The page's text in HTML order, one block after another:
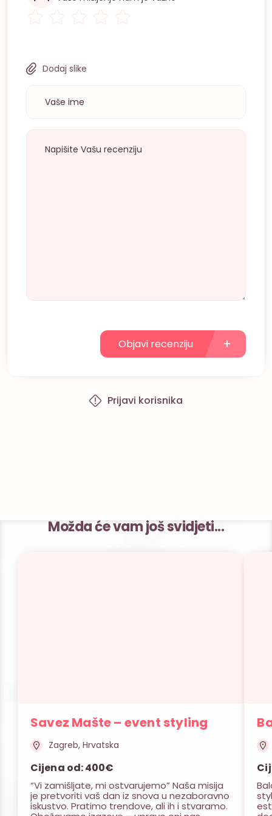
Dodaj slike
Objavi recenziju
Prijavi korisnika
Možda će vam još svidjeti...
Savez Mašte – event styling
Zagreb, Hrvatska
Cijena od: 400€
“Vi zamišljate, mi ostvarujemo” Naša misija
je pretvoriti vaš dan iz snova u nezaboravno
iskustvo. Pratimo trendove, ali ih i stvaramo.